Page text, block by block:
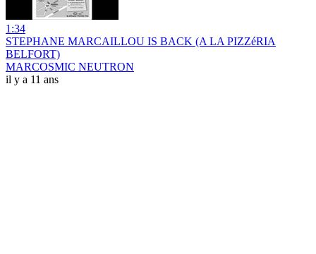
1:34
STEPHANE MARCAILLOU IS BACK (A LA PIZZéRIA
BELFORT)
MARCOSMIC NEUTRON
il y a 11 ans